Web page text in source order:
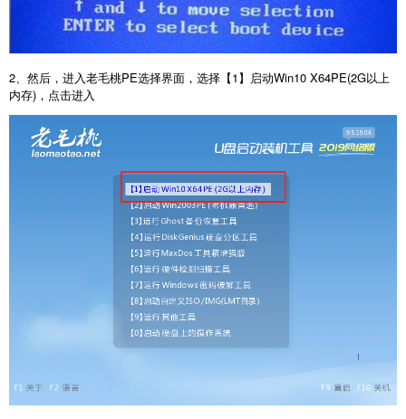
2、然后，进入老毛桃PE选择界面，选择【1】启动Win10 X64PE(2G以上
内存)，点击进入